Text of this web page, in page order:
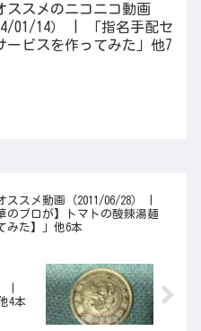
ススメのニコニコ動画
01/14） | 「指名手配セ
ービスを作ってみた」他7
ススメ動画（2011/06/28） |
のプロが】トマトの酸辣湯麺
みた】」他6本
|
4本